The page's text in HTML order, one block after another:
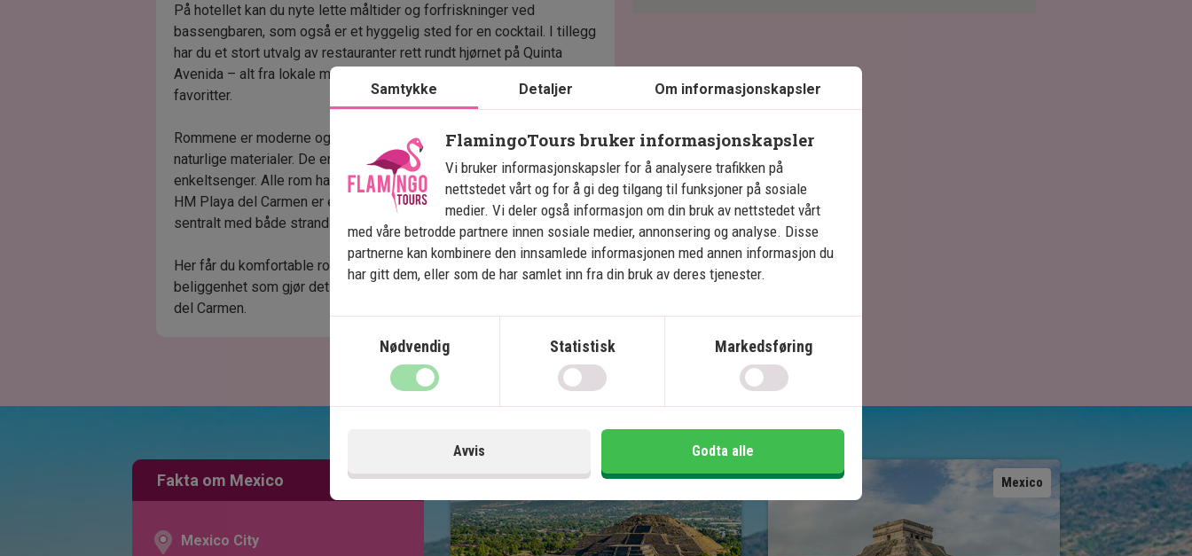
På hotellet kan du nyte lette måltider og forfriskninger ved
bassengbaren, som også er et hyggelig sted for en cocktail. I tillegg
har du et stort utvalg av restauranter rett rundt hjørnet på Quinta
Avenida – alt fra lokale meksikanske spisesteder til internasjonale
favoritter.
Rommene er moderne og innredet med meksikansk inspirasjon og
naturlige materialer. De er utstyrt med enten en dobbeltseng eller to
enkeltsenger. Alle rom har aircondition, Wi-Fi og safebox.
HM Playa del Carmen er et opplagt valg hvis du vil bo moderne og
sentralt med både strand og byliv rett ved hånden.
Her får du komfortable rom, et deilig basseng for avslapning og en
beliggenhet som gjør det enkelt å oppleve alt det beste ved Playa
del Carmen.
Fakta om Mexico
Mexico City
Mexico
Se kart Mexico
Se kart
Samtykke Detaljer Om informasjonskapsler
FlamingoTours bruker informasjonskapsler
Vi bruker informasjonskapsler for å analysere trafikken på
nettstedet vårt og for å gi deg tilgang til funksjoner på sosiale
medier. Vi deler også informasjon om din bruk av nettstedet vårt
med våre betrodde partnere innen sosiale medier, annonsering og analyse. Disse
partnerne kan kombinere den innsamlede informasjonen med annen informasjon du
har gitt dem, eller som de har samlet inn fra din bruk av deres tjenester.
Nødvendig Statistisk Markedsføring
Avvis Godta alle